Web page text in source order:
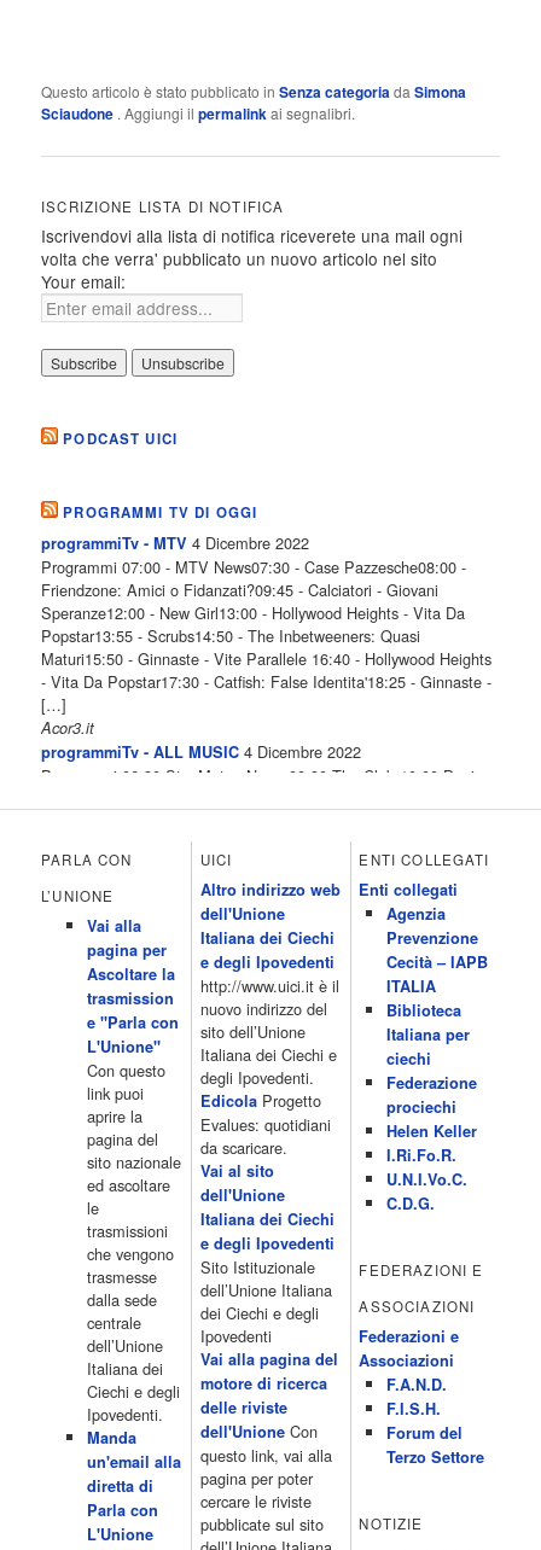
Questo articolo è stato pubblicato inSenza categoriadaSimona
Sciaudone . Aggiungi ilpermalinkai segnalibri.
ISCRIZIONE LISTA DI NOTIFICA
Iscrivendovi alla lista di notifica riceverete una mail ogni
volta che verra' pubblicato un nuovo articolo nel sito
Your email:
PODCAST UICI
PROGRAMMI TV DI OGGI
programmiTv - MTV 4 Dicembre 2022
Programmi 07:00 - MTV News07:30 - Case Pazzesche08:00 -
Friendzone: Amici o Fidanzati?09:45 - Calciatori - Giovani
Speranze12:00 - New Girl13:00 - Hollywood Heights - Vita Da
Popstar13:55 - Scrubs14:50 - The Inbetweeners: Quasi
Maturi15:50 - Ginnaste - Vite Parallele 16:40 - Hollywood Heights
- Vita Da Popstar17:30 - Catfish: False Identita'18:25 - Ginnaste -
[…]
Acor3.it
programmiTv - ALL MUSIC 4 Dicembre 2022
Programmi 06.30 Star.Meteo.News 09.30 The Club 10.00 Deejay
All News 16.05 Rotazione musicale 19.00 All News 19.05 The
Club 19.30 19.30 Human Guinea Pigs 20.00 Inbox 21.00 Code
Monkeys 21.30 Sons of Butcher […]
programmiTv - ITALIA 1 4 Dicembre 2022
Programmi 06.35 Cartoni Animati 09.05 Telefilm:Starsky & Hutch
10.10 Telefilm:Supercar 12.15 12.15 Secondo voi 12.25 Studio
Aperto 13.00 Studio Sport 13.40 Cartoni animati 14.30 I Simpson
15.00 Telefilm:Paso adelante 15.55 15.55 Telefilm:Wildfire 16.50
Cartoni animati 18.30 Studio Aperto 19.05 Don Luca c'� 19.35
19.35 Medici miei 20.05 Camera caf� 20.30 La ruota della
fortuna 21.10 […]
Acor3.it
programmiTv - LA 7
4 Dicembre 2022
Programmi 06:00 - Tg La7/meteo/oroscopo/traffico06:55 - Movie
Flash07:00 - Omnibus ? Rassegna stampa07:30 - Tg La707:50 -
Omnibus09:50 - Coffee Break11:00 - L?aria che tira12:25 - I
men� di Benedetta13:30 - Tg La714:00 - Tg La7 Cronache14:40 -
Telefilm: Le strade di San Francisco - Omicidio di primo grado -
Una scuola di paura 16:30 […]
Acor3.it
programmiTv - CANALE 5 4 Dicembre 2022
Programmi 2/3 06.00 TG5/Traffico/Meteo/Borse e monete 08.00
TG5 Mattina 08.40 Mattino Cinque(TG5-Ore 10) 11.00 Forum
13.00 2/3 13.00 TG5 13.40 Beautiful 14.10 Centovetrine 14.45
Uomini e donne 16.15 2/3 16.15 Amici 16.55 Pomeriggio
cinque(All'interno: TG5-5 minuti 17.55) 18.50 Chi vuol essere
milionario 20.00 2/3 20.00 TG5 20.30 Striscia la notizia 21.10
Telefilm:Amiche mie 23.30 2/3 […]
Acor3.it
programmiTv - RETE 4 4 Dicembre 2022
PARLA CON
L’UNIONE
Vai alla
pagina per
Ascoltare la
trasmission
e "Parla con
L'Unione"
Con questo
link puoi
aprire la
pagina del
sito nazionale
ed ascoltare
le
trasmissioni
che vengono
trasmesse
dalla sede
centrale
dell’Unione
Italiana dei
Ciechi e degli
Ipovedenti.
Manda
un'email alla
diretta di
Parla con
L'Unione
UICI
Altro indirizzo web
dell'Unione
Italiana dei Ciechi
e degli Ipovedenti
http://www.uici.it è il
nuovo indirizzo del
sito dell’Unione
Italiana dei Ciechi e
degli Ipovedenti.
EdicolaProgetto
Evalues: quotidiani
da scaricare.
Vai al sito
dell'Unione
Italiana dei Ciechi
e degli Ipovedenti
Sito Istituzionale
dell’Unione Italiana
dei Ciechi e degli
Ipovedenti
Vai alla pagina del
motore di ricerca
delle riviste
dell'UnioneCon
questo link, vai alla
pagina per poter
cercare le riviste
pubblicate sul sito
ENTI COLLEGATI
Enti collegati
Agenzia
Prevenzione
Cecità – IAPB
ITALIA
Biblioteca
Italiana per
ciechi
Federazione
prociechi
Helen Keller
I.Ri.Fo.R.
U.N.I.Vo.C.
C.D.G.
FEDERAZIONI E
ASSOCIAZIONI
Federazioni e
Associazioni
F.A.N.D.
F.I.S.H.
Forum del
Terzo Settore
NOTIZIE